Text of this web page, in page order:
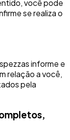
você pode
se realiza o
informe e
relação a você,
pela